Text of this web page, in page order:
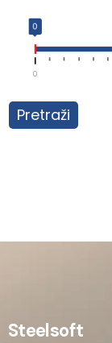
0
0
Pretraži
Steelsoft